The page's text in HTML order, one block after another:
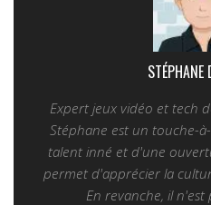
STÉPHANE
Expert jeux vidéo et tech
Stéphane est un touche-
talent inné et d'une
permet d'apprécier la
En revanche, il n'est